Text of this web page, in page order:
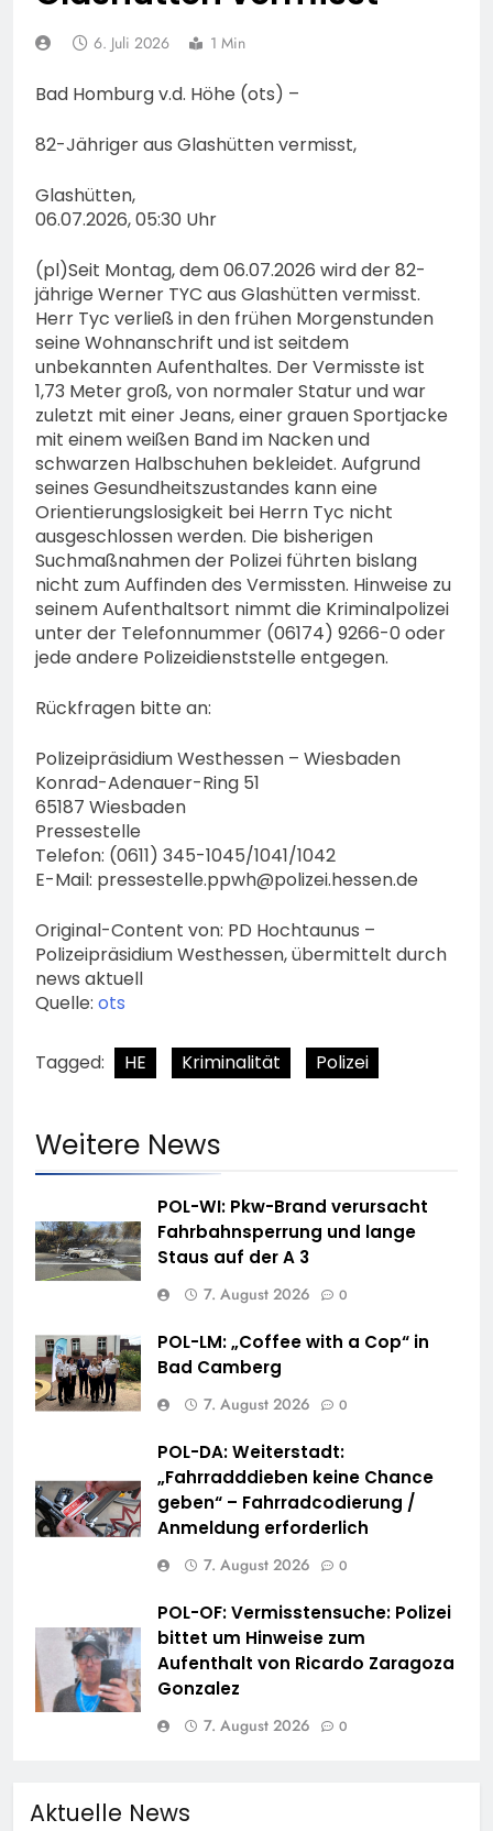
Fahrradcodierung /
Vermisstensuche: Polizei
Aufenthalt von Ricardo
Zaragoza Gonzalez
POL-OH: Fahndung nach
aus Rotenburg a.d. Fulda
7. August 2026
Gastro- und
Sicherheitsgewerbe durch
Polizeipräsidium
Osthessen Jubiläumsfest
am Samstag, 15. August
(11-18 Uhr)- Bürgerinnen
und Bürger erhalten
spannende Einblicke in die
Polizeiarbeit
7. August 2026
Mittelhessen: MARBURG-
BIEDENKOPF: Satz Räder
gefunden – Polizei bittet
um Mithilfe
6. August 2026
POL-OH: Die Polizeistation
Lauterbach hat einen
neuen Leiter:
Amtseinführung von
Markus Höfer
6. August 2026
POL-HR: Folgemeldung:
74-jähriger Claus-Peter
H. weiterhin vermisst –
Erneute Veröffentlichung
eines Fotos
6. August 2026
6. Juli 2026 1 Min
Bad Homburg v.d. Höhe (ots) –
82-Jähriger aus Glashütten vermisst,
Glashütten,
06.07.2026, 05:30 Uhr
(pl)Seit Montag, dem 06.07.2026 wird der 82-
jährige Werner TYC aus Glashütten vermisst.
Herr Tyc verließ in den frühen Morgenstunden
seine Wohnanschrift und ist seitdem
unbekannten Aufenthaltes. Der Vermisste ist
1,73 Meter groß, von normaler Statur und war
zuletzt mit einer Jeans, einer grauen Sportjacke
mit einem weißen Band im Nacken und
schwarzen Halbschuhen bekleidet. Aufgrund
seines Gesundheitszustandes kann eine
Orientierungslosigkeit bei Herrn Tyc nicht
ausgeschlossen werden. Die bisherigen
Suchmaßnahmen der Polizei führten bislang
nicht zum Auffinden des Vermissten. Hinweise zu
seinem Aufenthaltsort nimmt die Kriminalpolizei
unter der Telefonnummer (06174) 9266-0 oder
jede andere Polizeidienststelle entgegen.
Rückfragen bitte an:
Polizeipräsidium Westhessen – Wiesbaden
Konrad-Adenauer-Ring 51
65187 Wiesbaden
Pressestelle
Telefon: (0611) 345-1045/1041/1042
E-Mail: pressestelle.ppwh@polizei.hessen.de
Original-Content von: PD Hochtaunus –
Polizeipräsidium Westhessen, übermittelt durch
news aktuell
Quelle: ots
Tagged: HE Kriminalität Polizei
Weitere News
POL-WI: Pkw-Brand verursacht
Fahrbahnsperrung und lange
Staus auf der A 3
7. August 2026 0
POL-LM: „Coffee with a Cop“ in
Bad Camberg
7. August 2026 0
POL-DA: Weiterstadt:
„Fahrradddieben keine Chance
geben“ – Fahrradcodierung /
Anmeldung erforderlich
7. August 2026 0
POL-OF: Vermisstensuche: Polizei
bittet um Hinweise zum
Aufenthalt von Ricardo Zaragoza
Gonzalez
7. August 2026 0
Aktuelle News